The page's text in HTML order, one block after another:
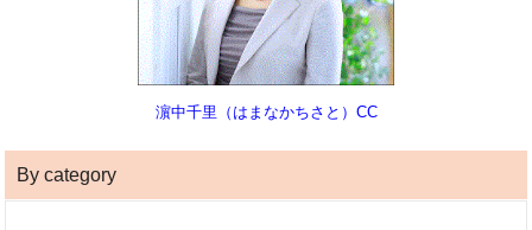
濵中千里（はまなかちさと）CC
By category